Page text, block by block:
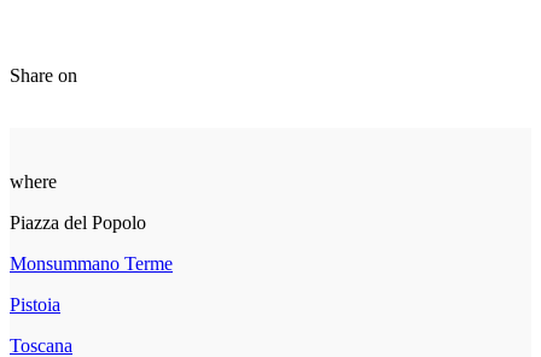
Share on
where
Piazza del Popolo
Monsummano Terme
Pistoia
Toscana